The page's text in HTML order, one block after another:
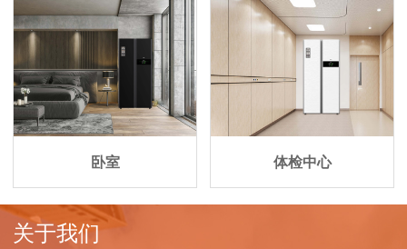
卧室 体检中心
关于我们